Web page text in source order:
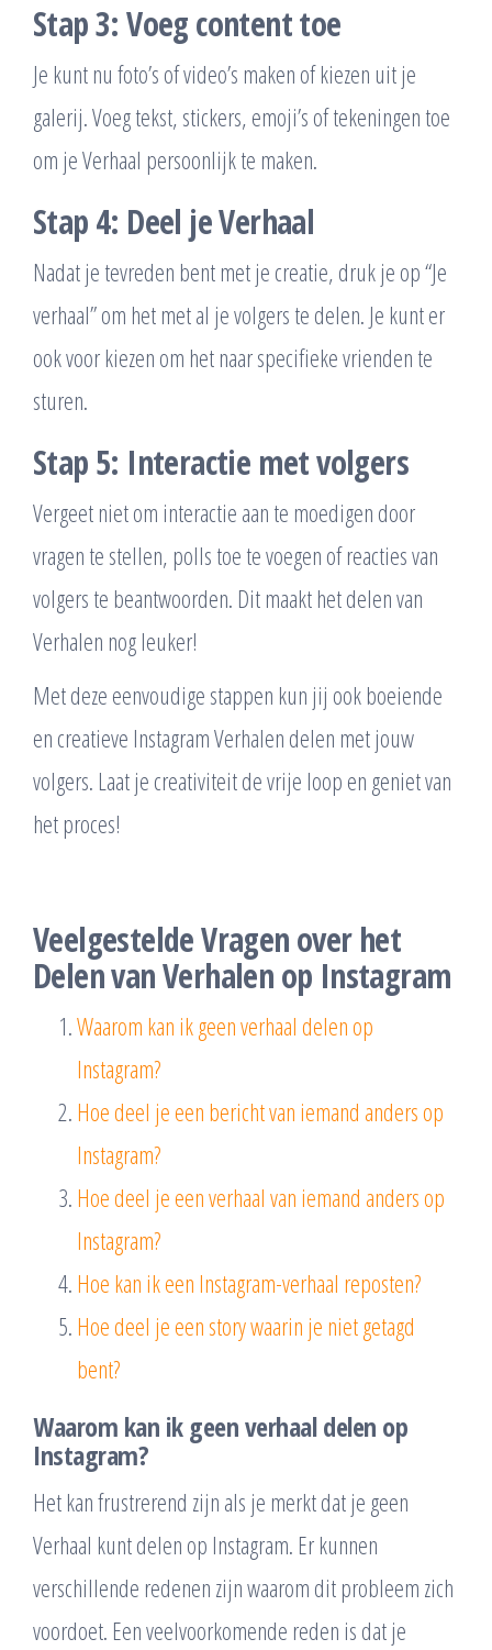
Stap 3: Voeg content toe
Je kunt nu foto’s of video’s maken of kiezen uit je
galerij. Voeg tekst, stickers, emoji’s of tekeningen toe
om je Verhaal persoonlijk te maken.
Stap 4: Deel je Verhaal
Nadat je tevreden bent met je creatie, druk je op “Je
verhaal” om het met al je volgers te delen. Je kunt er
ook voor kiezen om het naar specifieke vrienden te
sturen.
Stap 5: Interactie met volgers
Vergeet niet om interactie aan te moedigen door
vragen te stellen, polls toe te voegen of reacties van
volgers te beantwoorden. Dit maakt het delen van
Verhalen nog leuker!
Met deze eenvoudige stappen kun jij ook boeiende
en creatieve Instagram Verhalen delen met jouw
volgers. Laat je creativiteit de vrije loop en geniet van
het proces!
Veelgestelde Vragen over het
Delen van Verhalen op Instagram
Waarom kan ik geen verhaal delen op
Instagram?
Hoe deel je een bericht van iemand anders op
Instagram?
Hoe deel je een verhaal van iemand anders op
Instagram?
Hoe kan ik een Instagram-verhaal reposten?
Hoe deel je een story waarin je niet getagd
bent?
Waarom kan ik geen verhaal delen op
Instagram?
Het kan frustrerend zijn als je merkt dat je geen
Verhaal kunt delen op Instagram. Er kunnen
verschillende redenen zijn waarom dit probleem zich
voordoet. Een veelvoorkomende reden is dat je